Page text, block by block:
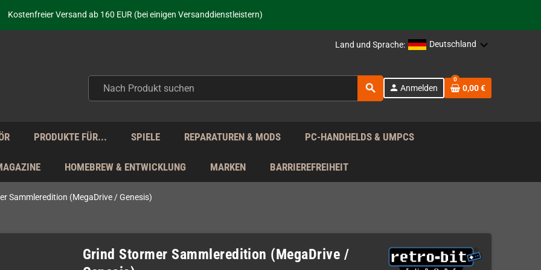
Seit über 20 Jahren Deine Anlaufstelle für neue Retro-Hardware!
Täglicher Versand Mo - Fr aus Deutschland - zollfrei innerhalb der EU!
nicht nur - wir KENNEN unsere Produkte. Du brauchst Hilfe? Dann frag nach!
Land und Sprache: Deutschland
search person Anmelden
0
0,00 €
PRODUKTE FÜR... SPIELE REPARATUREN & MODS PC-HANDHELDS & UMPCS
HOMEBREW & ENTWICKLUNG MARKEN BARRIEREFREIHEIT
Sammleredition (MegaDrive / Genesis)
Grind Stormer Sammleredition (MegaDrive /